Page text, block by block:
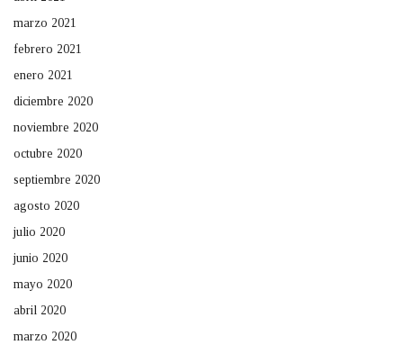
marzo 2021
febrero 2021
enero 2021
diciembre 2020
noviembre 2020
octubre 2020
septiembre 2020
agosto 2020
julio 2020
junio 2020
mayo 2020
abril 2020
marzo 2020